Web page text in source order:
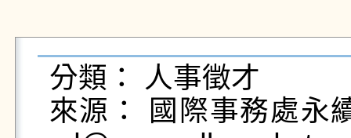
分類： 人事徵才
來源： 國際事務處永